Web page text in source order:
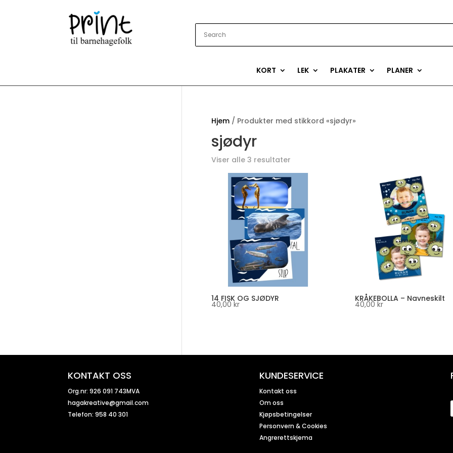
KORT LEK PLAKATER PLANER
Hjem/ Produkter med stikkord «sjødyr»
sjødyr
Viser alle 3 resultater
14 FISK OG SJØDYR
40,00kr
KRÅKEBOLLA – Navneskilt
40,00kr
KONTAKT OSS
Org.nr: 926 091 743MVA
hagakreative@gmail.com
Telefon: 958 40 301
KUNDESERVICE
Kontakt oss
Om oss
Kjøpsbetingelser
Personvern & Cookies
Angrerettskjema